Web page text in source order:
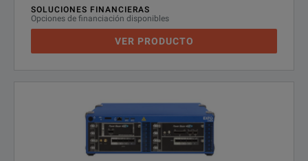
SOLUCIONES FINANCIERAS
Opciones de financiación disponibles
VER PRODUCTO